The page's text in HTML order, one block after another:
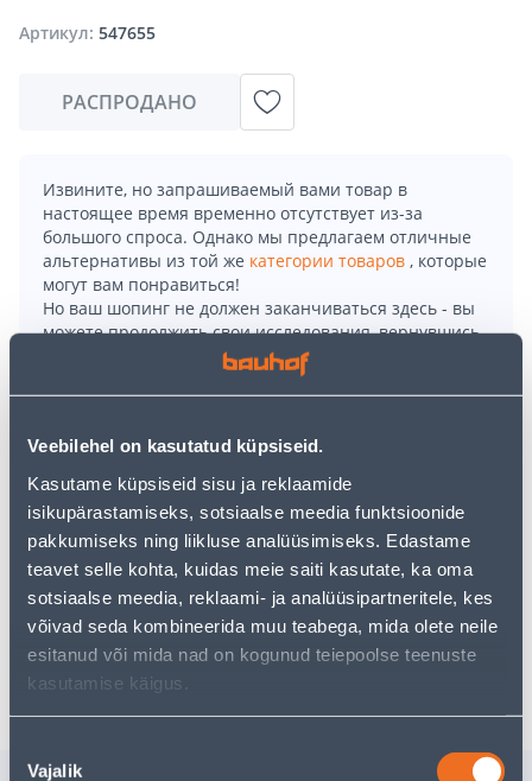
Veebilehel on kasutatud küpsiseid.
Kasutame küpsiseid sisu ja reklaamide
isikupärastamiseks, sotsiaalse meedia funktsioonide
pakkumiseks ning liikluse analüüsimiseks. Edastame
teavet selle kohta, kuidas meie saiti kasutate, ka oma
sotsiaalse meedia, reklaami- ja analüüsipartneritele, kes
võivad seda kombineerida muu teabega, mida olete neile
esitanud või mida nad on kogunud teiepoolse teenuste
kasutamise käigus.
valik
Vajalik
Артикул: 547655
РАСПРОДАНО
Извините, но запрашиваемый вами товар в
настоящее время временно отсутствует из-за
большого спроса. Однако мы предлагаем отличные
альтернативы из той же категории товаров , которые
могут вам понравиться!
Но ваш шопинг не должен заканчиваться здесь - вы
можете продолжить свои исследования, вернувшись
или используя нашу мощную
функцию поиска, чтобы найти еще более приятные
варианты. Удачных покупок!
• Soojad ja õhukesed töösokid.
• Valmistamisel on kasutatud: 45% vill, 40% Thermolite,
12% polüamiid ja 3% elastaan.
• Musta värvusega.
• 14-päevane tagastusõigus.
Доставка невозможна